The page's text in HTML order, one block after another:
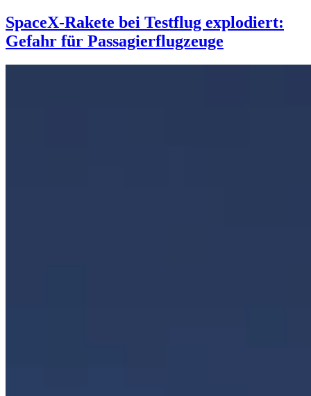
SpaceX-Rakete bei Testflug explodiert:
Gefahr für Passagierflugzeuge